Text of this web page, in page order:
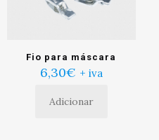
Fio para máscara
6,30€ + iva
Adicionar